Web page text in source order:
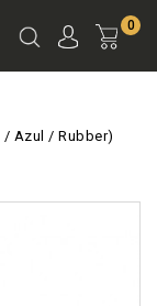
0
/ Azul / Rubber)